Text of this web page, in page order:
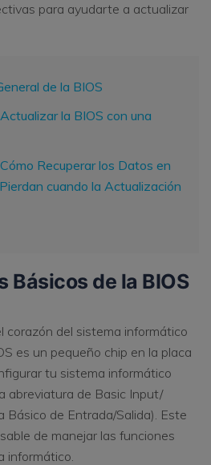
para ayudarte a actualizar
de la BIOS
la BIOS con una
Recuperar los Datos en
cuando la Actualización
Básicos de la BIOS
corazón del sistema informático
es un pequeño chip en la placa
tu sistema informático
abreviatura de Basic Input/
Básico de Entrada/Salida). Este
de manejar las funciones
informático.